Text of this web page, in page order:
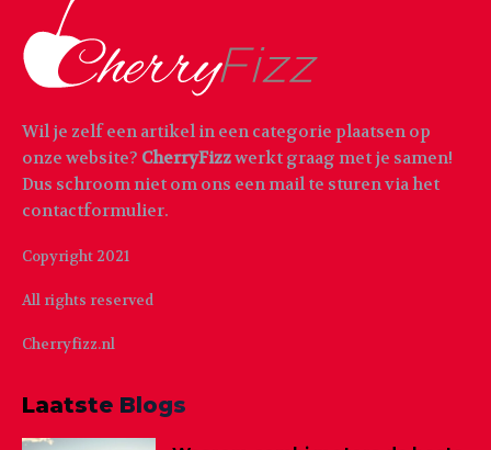
Wil je zelf een artikel in een categorie plaatsen op
onze website? CherryFizzwerkt graag met je samen!
Dus schroom niet om ons een mail te sturen via het
contactformulier.
Copyright 2021
All rights reserved
Cherryfizz.nl
Laatste Blogs